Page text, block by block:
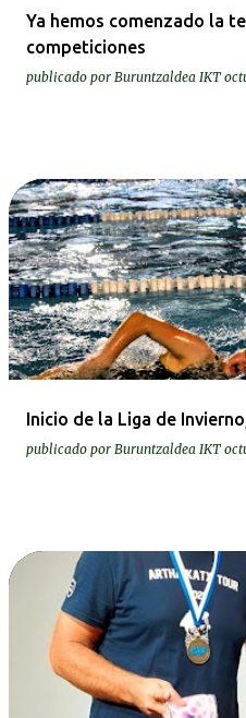
Ya hemos comenzado la
competiciones
publicado por Buruntzaldea IKT
Inicio de la Liga de
publicado por Buruntzaldea IKT